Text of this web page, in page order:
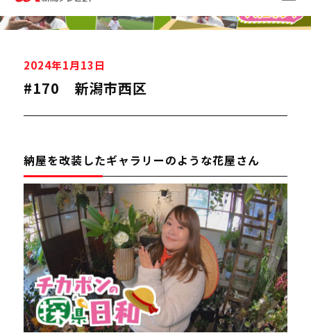
2024年1月13日
#170 新潟市西区
納屋を改装したギャラリーのような花屋さん